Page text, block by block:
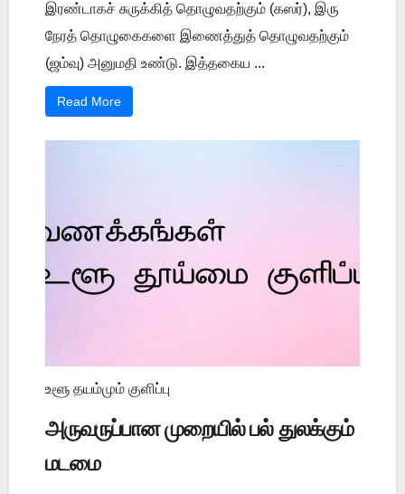
இரண்டாகச் சுருக்கித் தொழுவதற்கும் (கஸர்), இரு
நேரத் தொழுகைகளை இணைத்துத் தொழுவதற்கும்
(ஜம்வு) அனுமதி உண்டு. இத்தகைய ...
Read More
உளூ தயம்மும் குளிப்பு
அருவருப்பான முறையில் பல் துலக்கும்
மடமை